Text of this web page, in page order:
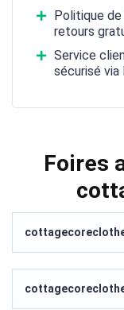
Politique
retours
Service
sécurisé via
Foires